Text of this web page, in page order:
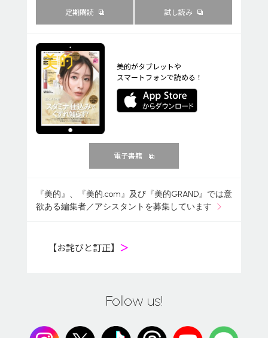
定期購読 試し読み
美的がタブレットや
スマートフォンで読める！
電子書籍
『美的』、『美的.com』及び『美的GRAND』では意
欲ある編集者／アシスタントを募集しています
【お詫びと訂正】 ＞
Follow us!